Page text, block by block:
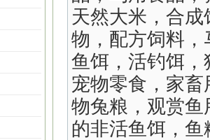
天然大米，合
物，配方饲料
鱼饵，活钓饵
宠物零食，家
物兔粮，观赏
的非活鱼饵，